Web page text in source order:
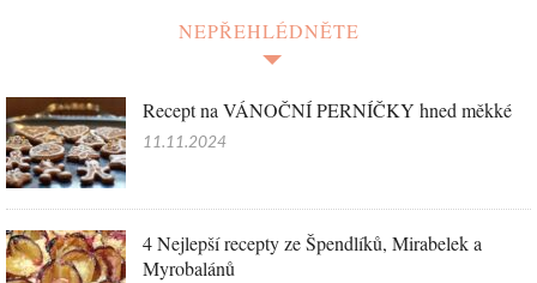
NEPŘEHLÉDNĚTE
Recept na VÁNOČNÍ PERNÍČKY hned měkké
11.11.2024
4 Nejlepší recepty ze Špendlíků, Mirabelek a
Myrobalánů